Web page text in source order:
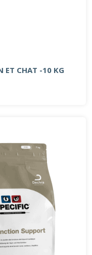
ET CHAT -10 KG